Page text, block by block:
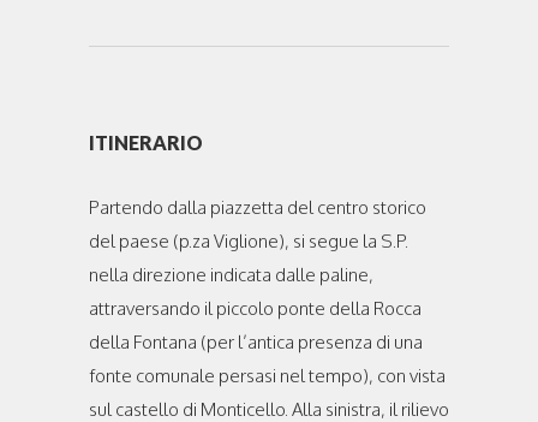
ITINERARIO
Partendo dalla piazzetta del centro storico
del paese (p.za Viglione), si segue la S.P.
nella direzione indicata dalle paline,
attraversando il piccolo ponte della Rocca
della Fontana (per l’antica presenza di una
fonte comunale persasi nel tempo), con vista
sul castello di Monticello. Alla sinistra, il rilievo